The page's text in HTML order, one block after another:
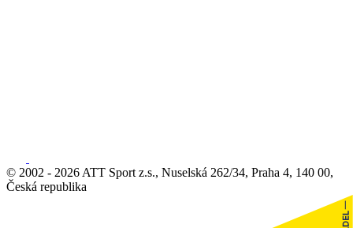
© 2002 - 2026 ATT Sport z.s., Nuselská 262/34, Praha 4, 140 00,
Česká republika